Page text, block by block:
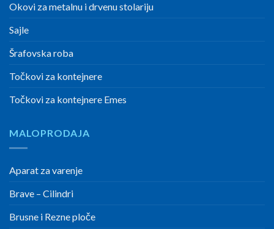
Okovi za metalnu i drvenu stolariju
Sajle
Šrafovska roba
Točkovi za kontejnere
Točkovi za kontejnere Emes
MALOPRODAJA
Aparat za varenje
Brave – Cilindri
Brusne i Rezne ploče